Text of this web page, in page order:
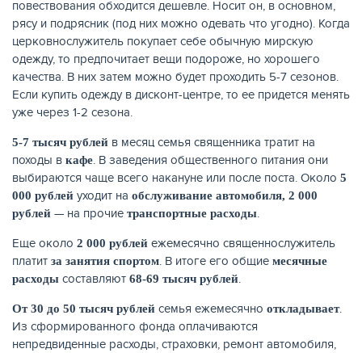
повествования обходится дешевле. Носит он, в основном,
рясу и подрясник (под них можно одевать что угодно). Когда
церковнослужитель покупает себе обычную мирскую
одежду, то предпочитает вещи подороже, но хорошего
качества. В них затем можно будет проходить 5-7 сезонов.
Если купить одежду в дисконт-центре, то ее придется менять
уже через 1-2 сезона.
5-7 тысяч рублей в месяц семья священника тратит на
походы в кафе. В заведения общественного питания они
выбираются чаще всего накануне или после поста. Около 5
000 рублей уходит на обслуживание автомобиля, 2 000
рублей — на прочие транспортные расходы.
Еще около 2 000 рублей ежемесячно священнослужитель
платит за занятия спортом. В итоге его общие месячные
расходы составляют 68-69 тысяч рублей.
От 30 до 50 тысяч рублей семья ежемесячно откладывает.
Из сформированного фонда оплачиваются
непредвиденные расходы, страховки, ремонт автомобиля,